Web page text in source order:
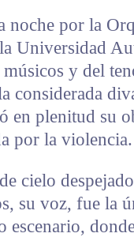
noche por la
Universidad
músicos y del
considerada
en plenitud su
por la violencia.
cielo
su voz, fue la
escenario,